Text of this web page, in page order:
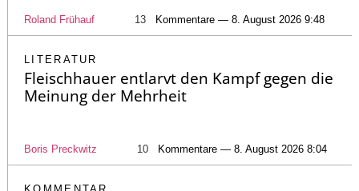
Roland Frühauf 13 Kommentare — 8. August 2026 9:48
LITERATUR
Fleischhauer entlarvt den Kampf gegen die
Meinung der Mehrheit
Boris Preckwitz 10 Kommentare — 8. August 2026 8:04